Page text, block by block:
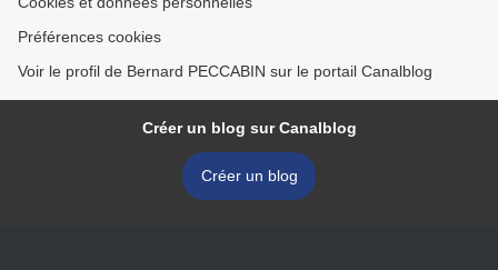
Préférences cookies
Voir le profil de Bernard PECCABIN sur le portail Canalblog
Créer un blog sur Canalblog
Créer un blog